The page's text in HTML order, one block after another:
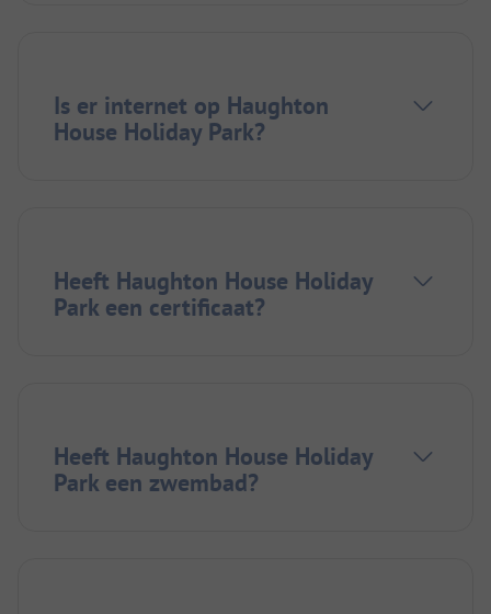
Is er internet op Haughton
House Holiday Park?
Heeft Haughton House Holiday
Park een certificaat?
Heeft Haughton House Holiday
Park een zwembad?